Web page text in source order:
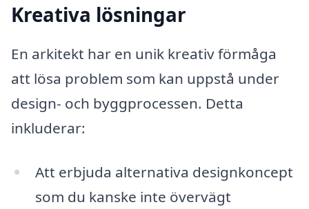
Kreativa lösningar
En arkitekt har en unik kreativ förmåga
att lösa problem som kan uppstå under
design- och byggprocessen. Detta
inkluderar:
Att erbjuda alternativa designkoncept
som du kanske inte övervägt